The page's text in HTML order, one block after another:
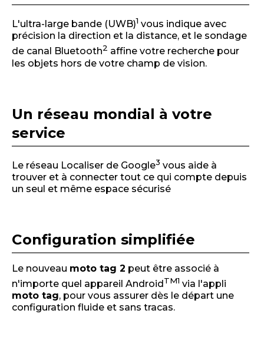
L'ultra-large bande (UWB)1 vous indique avec
précision la direction et la distance, et le sondage
de canal Bluetooth2 affine votre recherche pour
les objets hors de votre champ de vision.
Un réseau mondial à votre
service
Le réseau Localiser de Google3 vous aide à
trouver et à connecter tout ce qui compte depuis
un seul et même espace sécurisé
Configuration simplifiée
Le nouveau moto tag 2 peut être associé à
n'importe quel appareil Android TM1 via l'appli
moto tag, pour vous assurer dès le départ une
configuration fluide et sans tracas.